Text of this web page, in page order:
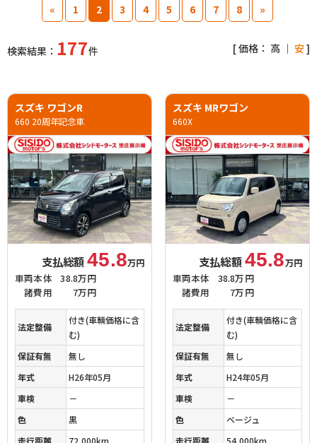
« 1 2 3 4 5 6 7 8 »
検索結果： 177件 [ 価格： 高 ｜ 安]
スズキ ワゴンR
660 20周年記念車
支払総額45.8万円
車両本体
38.8万円
諸費用
7万円
法定整備
付き(車輌価格に含
む)
保証有無
無し
年式
H26年05月
車検
－
色
黒
走行距離
72,000km
スズキ MRワゴン
660X
支払総額45.8万円
車両本体
38.8万円
諸費用
7万円
法定整備
付き(車輌価格に含
む)
保証有無
無し
年式
H24年05月
車検
－
色
ベージュ
走行距離
54,000km